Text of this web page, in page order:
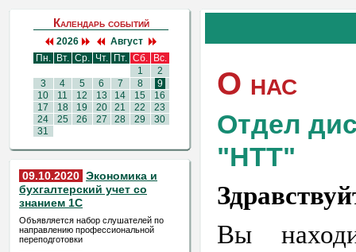
Календарь событий
2026
Август
Пн.
Вт. Ср. Чт. Пт. Сб.
Вс.
1
2
3
4 5 6 7 8
9
10
11 12 13 14 15
16
17
18 19 20 21 22
23
24
25 26 27 28 29
30
31
09.10.2020 Экономика и
бухгалтерский учет со
знанием 1С
Объявляется набор слушателей по
направлению профессиональной
переподготовки
О нас
Отдел
"НТТ"
Вы